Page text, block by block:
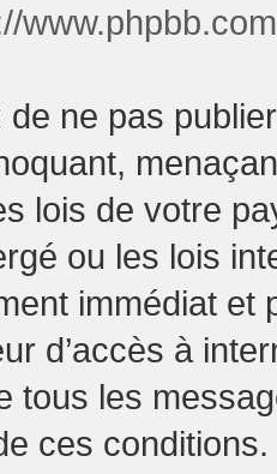
ne pas
lois de votre
ou les lois
immédiat et
d’accès à
tous les
ces